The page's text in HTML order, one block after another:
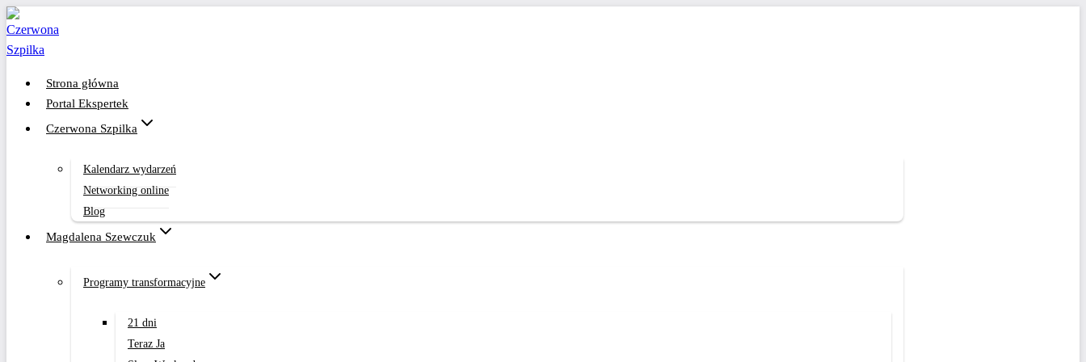
Przejdź
do
treści
Strona główna
Portal Ekspertek
Czerwona Szpilka
Kalendarz wydarzeń
Networking online
Blog
Magdalena Szewczuk
Programy transformacyjne
21 dni
Teraz Ja